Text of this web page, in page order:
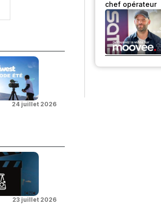
24 juillet 2026
23 juillet 2026
chef opérateur